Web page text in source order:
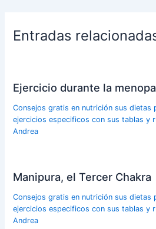
Entradas
Ejercicio durante la
Consejos gratis en nutrición sus dietas
ejercicios especificos con sus tablas y
Andrea
Manipura, el Tercer Chakra
Consejos gratis en nutrición sus dietas
ejercicios especificos con sus tablas y
Andrea